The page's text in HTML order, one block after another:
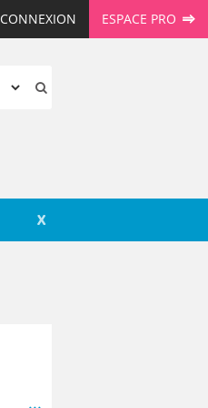
CONNEXION ESPACE PRO
X